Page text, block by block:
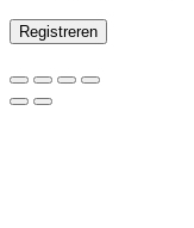
Registreren